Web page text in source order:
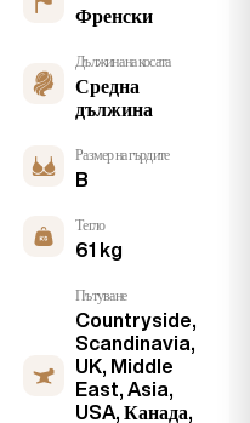
Френски
Дължина на косата
Средна
дължина
Размер на гърдите
B
Тегло
61 kg
Пътуване
Countryside,
Scandinavia,
UK, Middle
East, Asia,
USA, Канада,